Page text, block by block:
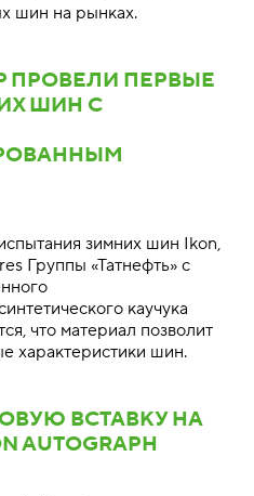
шин на рынках.
ПРОВЕЛИ ПЕРВЫЕ
ШИН С
зимних шин Ikon,
Группы «Татнефть» с
каучука
что материал позволит
характеристики шин.
ВСТАВКУ НА